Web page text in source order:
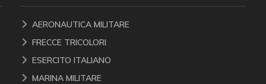
AERONAUTICA MILITARE
FRECCE TRICOLORI
ESERCITO ITALIANO
MARINA MILITARE